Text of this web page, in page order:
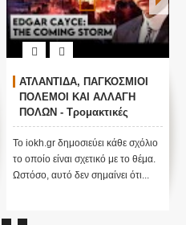
ΑΤΛΑΝΤΙΔΑ, ΠΑΓΚΟΣΜΙΟΙ
ΠΟΛΕΜΟΙ ΚΑΙ ΑΛΛΑΓΗ
ΠΟΛΩΝ - Τρομακτικές
προβλέψεις του Edgar
Cayce (Video)
Το iokh.gr δημοσιεύει κάθε σχόλιο
το οποίο είναι σχετικό με το θέμα.
Ωστόσο, αυτό δεν σημαίνει ότι...